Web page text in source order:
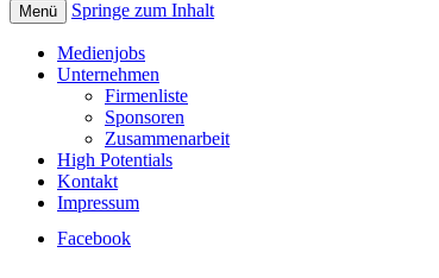
Menü Springe zum Inhalt
Medienjobs
Unternehmen
Firmenliste
Sponsoren
Zusammenarbeit
High Potentials
Kontakt
Impressum
Facebook